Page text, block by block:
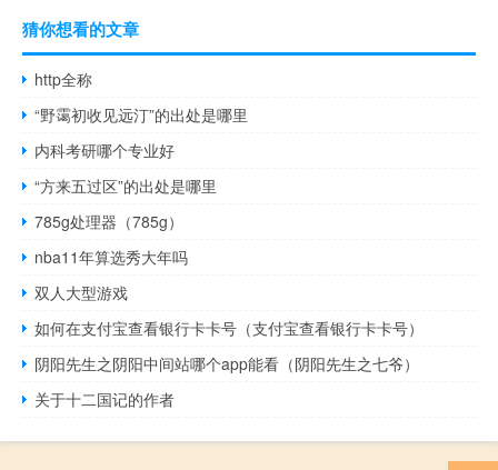
猜你想看的文章
http全称
“野霭初收见远汀”的出处是哪里
内科考研哪个专业好
“方来五过区”的出处是哪里
785g处理器（785g）
nba11年算选秀大年吗
双人大型游戏
如何在支付宝查看银行卡卡号（支付宝查看银行卡卡号）
阴阳先生之阴阳中间站哪个app能看（阴阳先生之七爷）
关于十二国记的作者